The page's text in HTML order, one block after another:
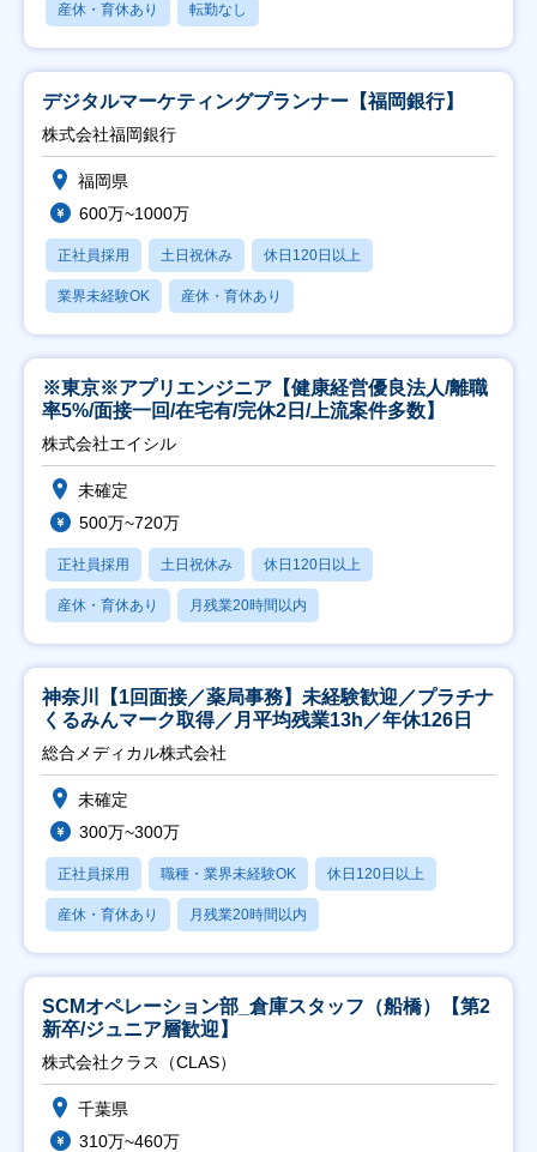
産休・育休あり 転勤なし
デジタルマーケティングプランナー【福岡銀行】
株式会社福岡銀行
福岡県
600万~1000万
正社員採用 土日祝休み 休日120日以上
業界未経験OK 産休・育休あり
※東京※アプリエンジニア【健康経営優良法人/離職
率5%/面接一回/在宅有/完休2日/上流案件多数】
株式会社エイシル
未確定
500万~720万
正社員採用 土日祝休み 休日120日以上
産休・育休あり 月残業20時間以内
神奈川【1回面接／薬局事務】未経験歓迎／プラチナ
くるみんマーク取得／月平均残業13h／年休126日
総合メディカル株式会社
未確定
300万~300万
正社員採用 職種・業界未経験OK 休日120日以上
産休・育休あり 月残業20時間以内
SCMオペレーション部_倉庫スタッフ（船橋）【第2
新卒/ジュニア層歓迎】
株式会社クラス（CLAS）
千葉県
310万~460万